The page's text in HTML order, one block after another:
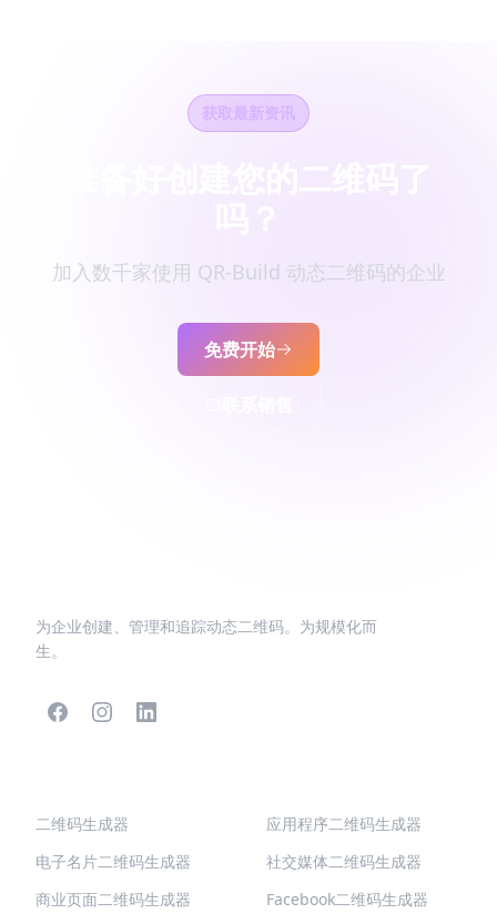
获取最新资讯
加入数千家使用 QR-Build 动态二维码的企业
免费开始
为企业创建、管理和追踪动态二维码。为规模化而
生。
二维码生成器
电子名片二维码生成器
商业页面二维码生成器
应用程序二维码生成器
社交媒体二维码生成器
Facebook二维码生成器